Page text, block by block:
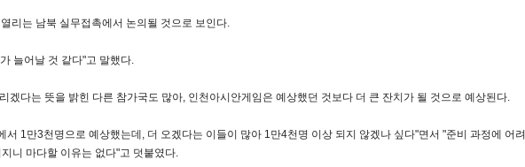
리는 남북 실무접촉에서 논의될 것으로 보인다.
늘어날 것 같다"고 말했다.
겠다는 뜻을 밝힌 다른 참가국도 많아, 인천아시안게임은 예상했던 것보다 더 큰 잔치가 될 것으로 예상된다.
서 1만3천명으로 예상했는데, 더 오겠다는 이들이 많아 1만4천명 이상 되지 않겠나 싶다"면서 "준비 과정에 어려
니 마다할 이유는 없다"고 덧붙였다.